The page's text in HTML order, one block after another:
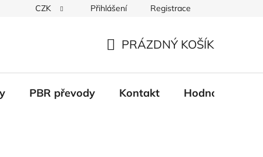
Věrnostní systém Moje objednávka
CZK Přihlášení Registrace
KOŠÍK
PRÁZDNÝ KOŠÍK
PBR převody Kontakt Hodnocení